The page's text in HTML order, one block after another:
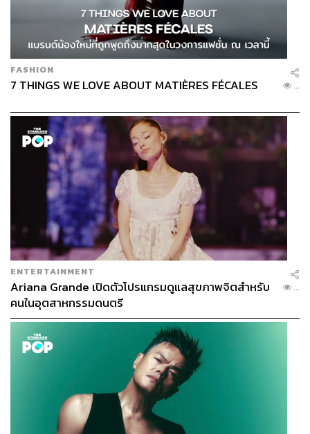
FASHION
7 THINGS WE LOVE ABOUT MATIÈRES FÉCALES ...
ENTERTAINMENT
Ariana Grande เปิดตัวโปรแกรมดูแลสุขภาพจิตสำหรับ
คนในอุตสาหกรรมดนตรี
...